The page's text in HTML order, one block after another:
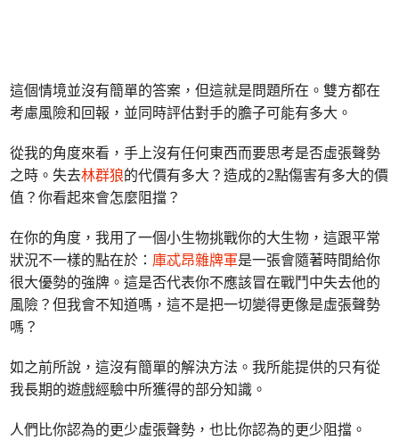
這個情境並沒有簡單的答案，但這就是問題所在。雙方都在
考慮風險和回報，並同時評估對手的膽子可能有多大。
從我的角度來看，手上沒有任何東西而要思考是否虛張聲勢
之時。失去林群狼的代價有多大？造成的2點傷害有多大的價
值？你看起來會怎麼阻擋？
在你的角度，我用了一個小生物挑戰你的大生物，這跟平常
狀況不一樣的點在於： 庫忒昂雜牌軍是一張會隨著時間給你
很大優勢的強牌。這是否代表你不應該冒在戰鬥中失去他的
風險？但我會不知道嗎，這不是把一切變得更像是虛張聲勢
嗎？
如之前所說，這沒有簡單的解決方法。我所能提供的只有從
我長期的遊戲經驗中所獲得的部分知識。
人們比你認為的更少虛張聲勢，也比你認為的更少阻擋。